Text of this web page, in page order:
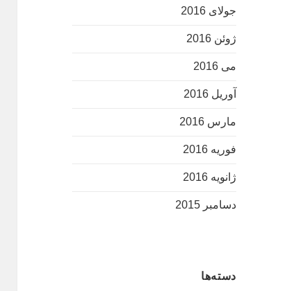
جولای 2016
ژوئن 2016
می 2016
آوریل 2016
مارس 2016
فوریه 2016
ژانویه 2016
دسامبر 2015
دسته‌ها